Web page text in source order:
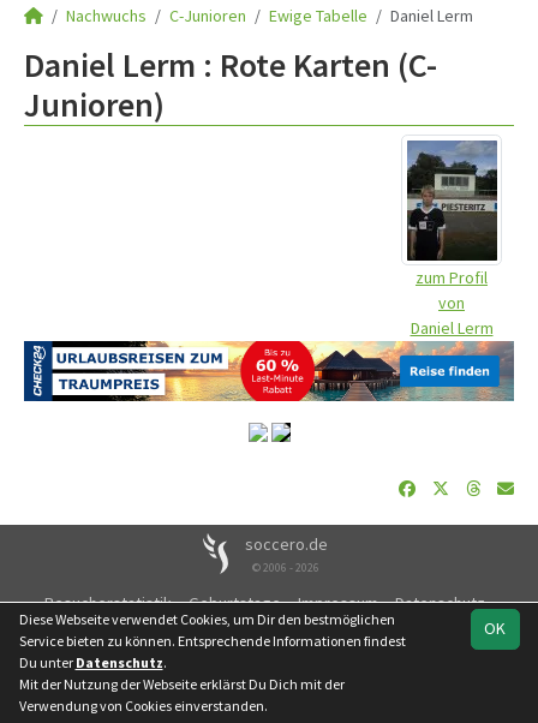
Nachwuchs C-Junioren Ewige Tabelle Daniel Lerm
Daniel Lerm : Rote Karten (C-
Junioren)
zum Profil
von
Daniel Lerm
soccero.de
© 2006 - 2026
Besucherstatistik Geburtstage Impressum
Datenschutz
Kontakt
OK
Diese Webseite verwendet Cookies, um Dir den bestmöglichen
Service bieten zu können. Entsprechende Informationen findest
Du unter Datenschutz.
Mit der Nutzung der Webseite erklärst Du Dich mit der
Verwendung von Cookies einverstanden.